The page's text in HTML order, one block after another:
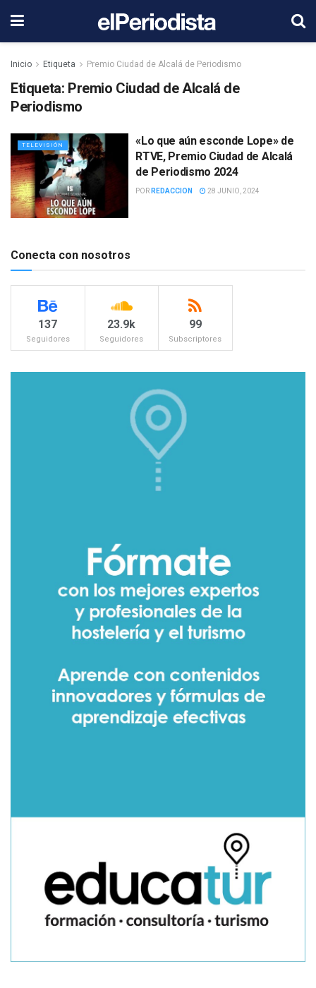
Inicio Etiqueta Premio Ciudad de Alcalá de Periodismo
Etiqueta: Premio Ciudad de Alcalá de
Periodismo
TELEVISIÓN
«Lo que aún esconde Lope» de
RTVE, Premio Ciudad de Alcalá
de Periodismo 2024
POR REDACCION 28 JUNIO, 2024
Conecta con nosotros
137
Seguidores
23.9k
Seguidores
99
Subscriptores